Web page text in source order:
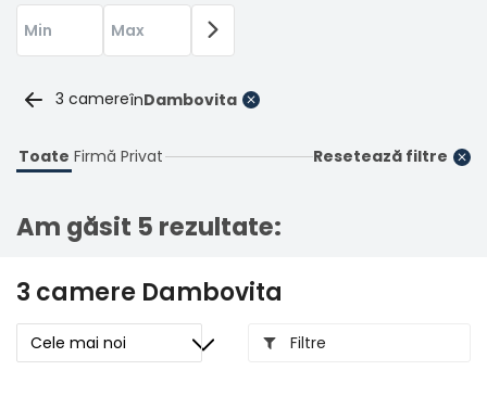
3 camereînDambovita
Toate Firmă Privat Resetează filtre
Am găsit 5 rezultate:
3 camere Dambovita
Filtre